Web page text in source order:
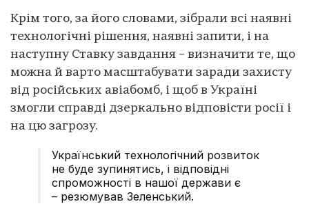
Крім того, за його словами, зібрали всі наявні
технологічні рішення, наявні запити, і на
наступну Ставку завдання – визначити те, що
можна й варто масштабувати заради захисту
від російських авіабомб, і щоб в Україні
змогли справді дзеркально відповісти росії і
на цю загрозу.
Український технологічний розвиток
не буде зупинятись, і відповідні
спроможності в нашої держави є
– резюмував Зеленський.